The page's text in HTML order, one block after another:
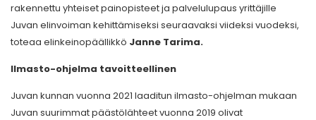
rakennettu yhteiset painopisteet ja palvelulupaus yrittäjille
Juvan elinvoiman kehittämiseksi seuraavaksi viideksi vuodeksi,
toteaa elinkeinopäällikkö Janne Tarima.
Ilmasto-ohjelma tavoitteellinen
Juvan kunnan vuonna 2021 laaditun ilmasto-ohjelman mukaan
Juvan suurimmat päästölähteet vuonna 2019 olivat